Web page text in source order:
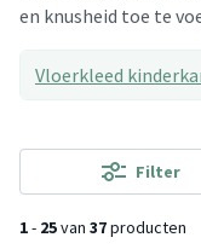
en knusheid toe te
Vloerkleed
1- 25van 37producten
Filter